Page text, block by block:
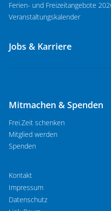
Ferien- und Freizeitangebote
Veranstaltungskalender
Jobs & Karriere
Mitmachen & Spenden
Frei.Zeit schenken
Mitglied werden
Spenden
Kontakt
Impressum
Datenschutz